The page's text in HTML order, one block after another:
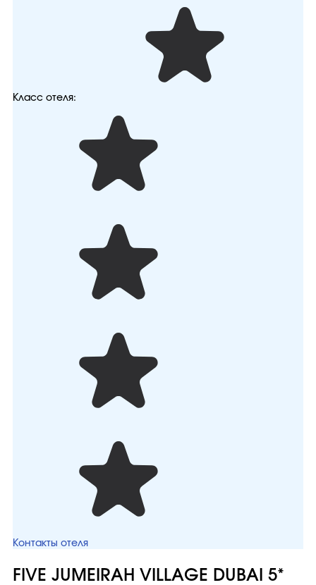
Класс отеля:
Контакты отеля
FIVE JUMEIRAH VILLAGE DUBAI 5*